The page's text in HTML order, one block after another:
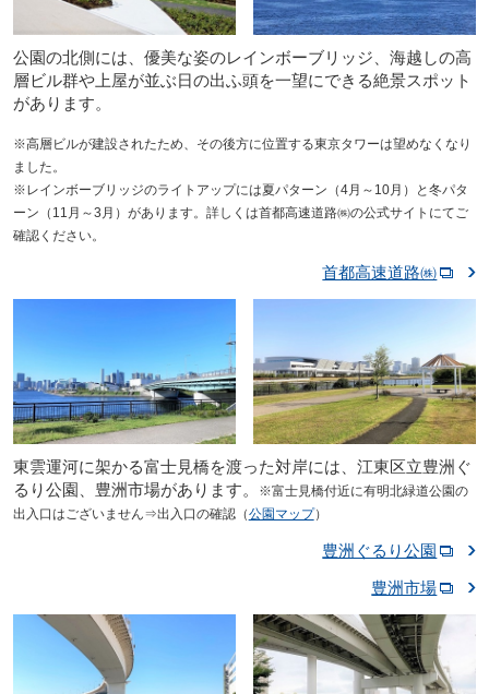
公園の北側には、優美な姿のレインボーブリッジ、海越しの高
層ビル群や上屋が並ぶ日の出ふ頭を一望にできる絶景スポット
があります。
※高層ビルが建設されたため、その後方に位置する東京タワーは望めなくなり
ました。
※レインボーブリッジのライトアップには夏パターン（4月～10月）と冬パタ
ーン（11月～3月）があります。詳しくは首都高速道路㈱の公式サイトにてご
確認ください。
首都高速道路㈱
東雲運河に架かる富士見橋を渡った対岸には、江東区立豊洲ぐ
るり公園、豊洲市場があります。
※富士見橋付近に有明北緑道公園の
出入口はございません⇒出入口の確認（公園マップ）
豊洲ぐるり公園
豊洲市場